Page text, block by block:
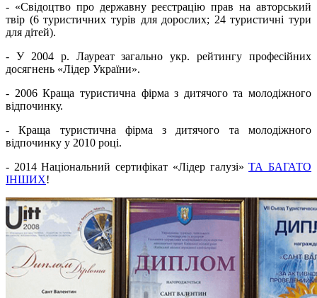
- «Свідоцтво про державну реєстрацію прав на авторський
твір (6 туристичних турів для дорослих; 24 туристичні тури
для дітей).
- У 2004 р. Лауреат загально укр. рейтингу професійних
досягнень «Лідер України».
- 2006 Краща туристична фірма з дитячого та молодіжного
відпочинку.
- Краща туристична фірма з дитячого та молодіжного
відпочинку у 2010 році.
- 2014 Національний сертифікат «Лідер галузі»ТА БАГАТО
ІНШИХ!
Image